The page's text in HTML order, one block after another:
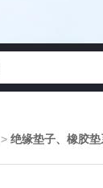
> 绝缘垫子、橡胶垫